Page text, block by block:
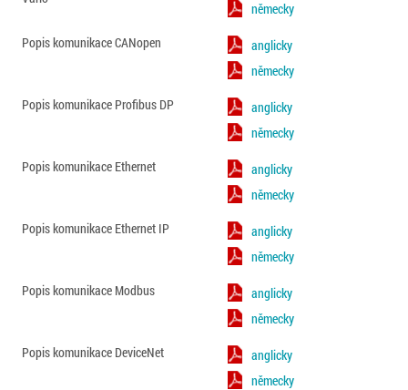
německy
Popis komunikace CANopen
anglicky
německy
Popis komunikace Profibus DP
anglicky
německy
Popis komunikace Ethernet
anglicky
německy
Popis komunikace Ethernet IP
anglicky
německy
Popis komunikace Modbus
anglicky
německy
Popis komunikace DeviceNet
anglicky
německy